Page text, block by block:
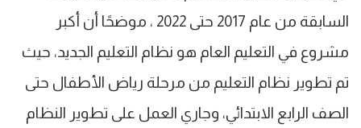
السابقة من عام 2017 حتى 2022 ، موضحًا أن أكبر
مشروع في التعليم العام هو نظام التعليم الجديد، حيث
تم تطوير نظام التعليم من مرحلة رياض الأطفال حتى
الصف الرابع الابتدائي، وجاري العمل على تطوير النظام